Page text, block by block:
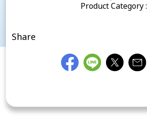
Product Category :
Share